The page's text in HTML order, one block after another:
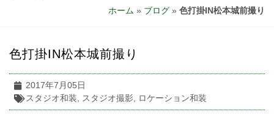
ホーム » ブログ » 色打掛IN松本城前撮り
色打掛IN松本城前撮り
2017年7月05日
スタジオ和装
スタジオ撮影 ロケーション和装